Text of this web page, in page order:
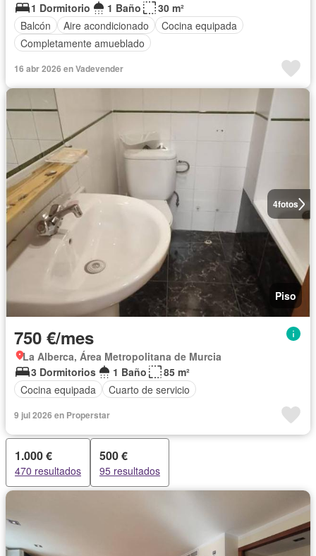
1 Dormitorio
1 Baño
30 m²
Balcón
Aire acondicionado
Cocina equipada
Completamente amueblado
16 abr 2026 en Vadevender
4fotos
Piso
750 €/mes
La Alberca, Área Metropolitana de Murcia
3 Dormitorios
1 Baño
85 m²
Cocina equipada
Cuarto de servicio
9 jul 2026 en Properstar
1.000 €
470 resultados
500 €
95 resultados